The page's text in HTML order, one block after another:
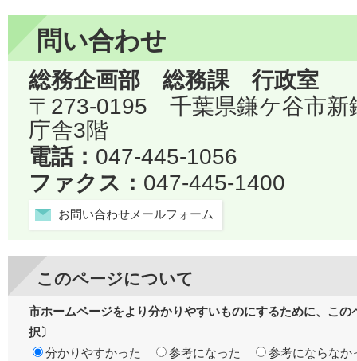
問い合わせ
総務企画部 総務課 行政室
〒273-0195 千葉県鎌ケ谷市
庁舎3階
電話： 047-445-1056
ファクス： 047-445-1400
お問い合わせメールフォーム
このページについて
市ホームページをより分かりやすいものにするために、こ
択〕
分かりやすかった
参考になった 参考にならなか